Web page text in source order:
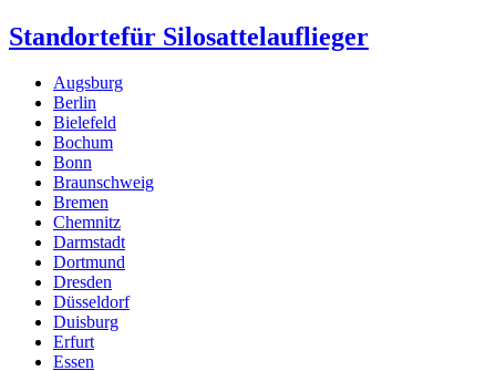
Standortefür Silosattelauflieger
Augsburg
Berlin
Bielefeld
Bochum
Bonn
Braunschweig
Bremen
Chemnitz
Darmstadt
Dortmund
Dresden
Düsseldorf
Duisburg
Erfurt
Essen